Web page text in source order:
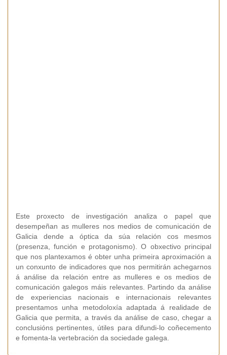
Este proxecto de investigación analiza o papel que
desempeñan as mulleres nos medios de comunicación de
Galicia dende a óptica da súa relación cos mesmos
(presenza, función e protagonismo). O obxectivo principal
que nos plantexamos é obter unha primeira aproximación a
un conxunto de indicadores que nos permitirán achegarnos
á análise da relación entre as mulleres e os medios de
comunicación galegos máis relevantes. Partindo da análise
de experiencias nacionais e internacionais relevantes
presentamos unha metodoloxía adaptada á realidade de
Galicia que permita, a través da análise de caso, chegar a
conclusións pertinentes, útiles para difundi-lo coñecemento
e fomenta-la vertebración da sociedade galega.